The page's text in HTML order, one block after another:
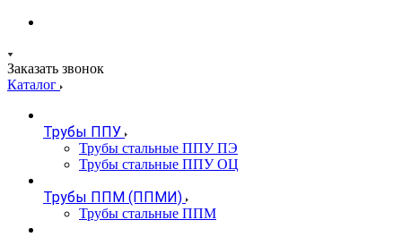
Заказать звонок
Каталог
Трубы ППУ
Трубы стальные ППУ ПЭ
Трубы стальные ППУ ОЦ
Трубы ППМ (ППМИ)
Трубы стальные ППМ